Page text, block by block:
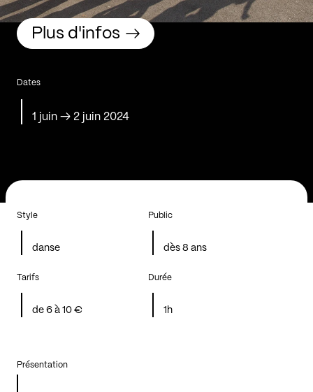
Dates
1 juin → 2 juin 2024
Plus d'infos
Style
danse
Public
dès 8 ans
Tarifs
de 6 à 10 €
Durée
1h
Présentation